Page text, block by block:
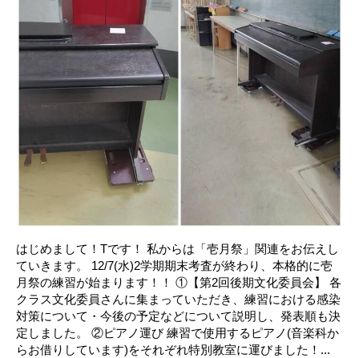
はじめまして！Tです！ 私からは「壱月祭」関連をお伝えし
ていきます。 12/7(水)2学期期末考査が終わり、本格的に壱
月祭の練習が始まります！！ ①【第2回後期文化委員会】 各
クラス文化委員さんに集まっていただき、練習における感染
対策について・今後の予定などについて説明し、発表順も決
定しました。 ②ピアノ運び 練習で使用するピアノ(音楽科か
らお借りしています)をそれぞれ特別教室に運びました！...